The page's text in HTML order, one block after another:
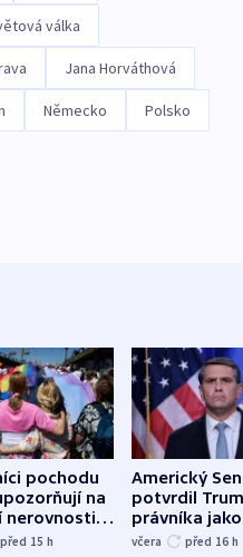
válka
Jana Horváthová
Německo Polsko
pochodu
na
nerovnosti i
před 15 h
Americký
potvrdil
právníka jako
ministra
včera před 16 h